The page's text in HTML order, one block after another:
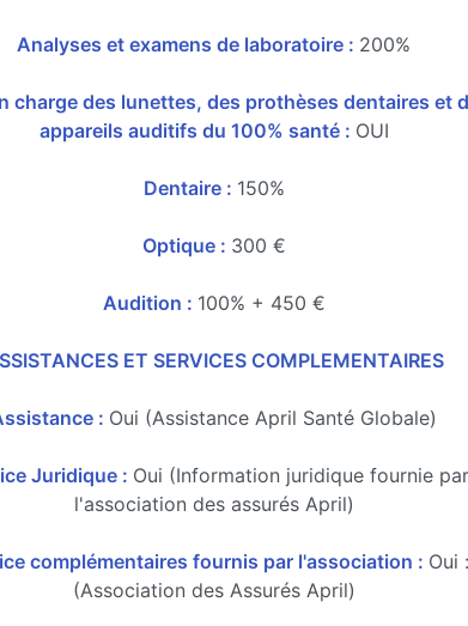
Analyses et examens de laboratoire : 200%
charge des lunettes, des prothèses dentaires et
appareils auditifs du 100% santé : OUI
Dentaire : 150%
Optique : 300 €
Audition : 100% + 450 €
ET SERVICES COMPLEMENTAIRES
: Oui (Assistance April Santé Globale)
Juridique : Oui (Information juridique fournie par
l'association des assurés April)
complémentaires fournis par l'association : Oui
(Association des Assurés April)